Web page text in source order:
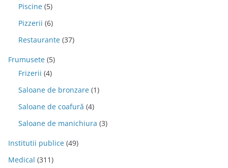
Piscine (5)
Pizzerii (6)
Restaurante (37)
Frumusete (5)
Frizerii (4)
Saloane de bronzare (1)
Saloane de coafură (4)
Saloane de manichiura (3)
Institutii publice (49)
Medical (311)